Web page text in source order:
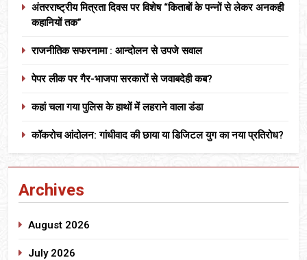
अंतरराष्ट्रीय मित्रता दिवस पर विशेष “किताबों के पन्नों से लेकर अनकही
कहानियों तक”
राजनीतिक सफरनामा : आन्दोलन से उपजे सवाल
पेपर लीक पर गैर-भाजपा सरकारों से जवाबदेही कब?
कहां चला गया पुलिस के हाथों में लहराने वाला डंडा
कॉकरोच आंदोलन: गांधीवाद की छाया या डिजिटल युग का नया प्रतिरोध?
Archives
August 2026
July 2026